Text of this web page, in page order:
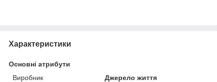
Характеристики
Основні атрибути
Виробник
Джерело життя